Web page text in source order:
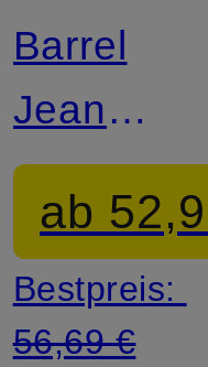
Barrel
Jeans
JEANIE
ab
Bestpreis:
56,69 €